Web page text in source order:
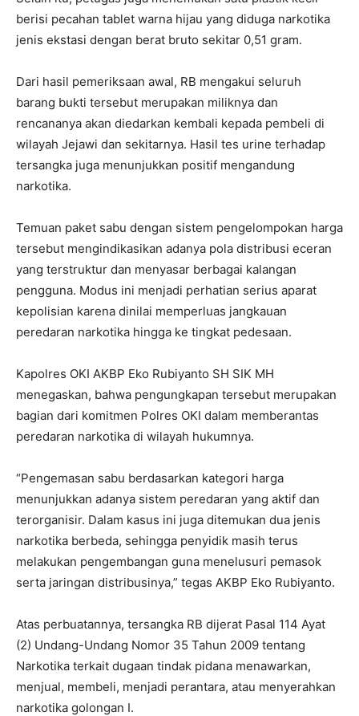
berisi pecahan tablet warna hijau yang diduga narkotika
jenis ekstasi dengan berat bruto sekitar 0,51 gram.
Dari hasil pemeriksaan awal, RB mengakui seluruh
barang bukti tersebut merupakan miliknya dan
rencananya akan diedarkan kembali kepada pembeli di
wilayah Jejawi dan sekitarnya. Hasil tes urine terhadap
tersangka juga menunjukkan positif mengandung
narkotika.
Temuan paket sabu dengan sistem pengelompokan harga
tersebut mengindikasikan adanya pola distribusi eceran
yang terstruktur dan menyasar berbagai kalangan
pengguna. Modus ini menjadi perhatian serius aparat
kepolisian karena dinilai memperluas jangkauan
peredaran narkotika hingga ke tingkat pedesaan.
Kapolres OKI AKBP Eko Rubiyanto SH SIK MH
menegaskan, bahwa pengungkapan tersebut merupakan
bagian dari komitmen Polres OKI dalam memberantas
peredaran narkotika di wilayah hukumnya.
“Pengemasan sabu berdasarkan kategori harga
menunjukkan adanya sistem peredaran yang aktif dan
terorganisir. Dalam kasus ini juga ditemukan dua jenis
narkotika berbeda, sehingga penyidik masih terus
melakukan pengembangan guna menelusuri pemasok
serta jaringan distribusinya,” tegas AKBP Eko Rubiyanto.
Atas perbuatannya, tersangka RB dijerat Pasal 114 Ayat
(2) Undang-Undang Nomor 35 Tahun 2009 tentang
Narkotika terkait dugaan tindak pidana menawarkan,
menjual, membeli, menjadi perantara, atau menyerahkan
narkotika golongan I.